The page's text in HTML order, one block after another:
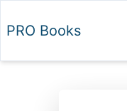
PRO Books